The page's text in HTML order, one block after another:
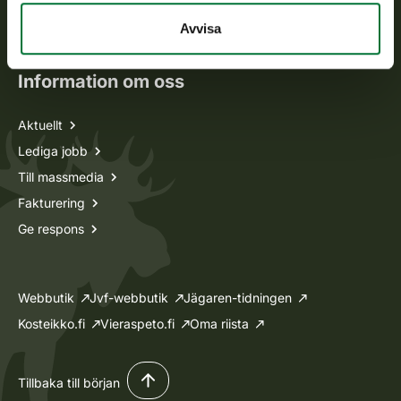
Avvisa
Oma riista -tjänsten
Ansökan om licenser och dispenser
Information om oss
Aktuellt
Lediga jobb
Till massmedia
Fakturering
Ge respons
Webbutik Jvf-webbutik
Jägaren-tidningen
Kosteikko.fi
Vieraspeto.fi Oma riista
Tillbaka till början